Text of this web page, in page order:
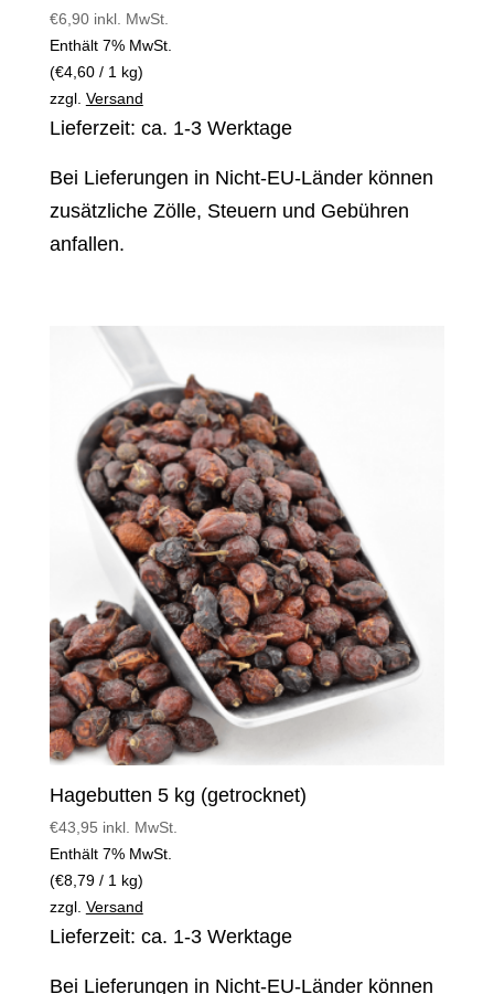
€6,90 inkl. MwSt.
Enthält 7% MwSt.
(€4,60/ 1 kg)
zzgl. Versand
Lieferzeit: ca. 1-3 Werktage
Bei Lieferungen in Nicht-EU-Länder können
zusätzliche Zölle, Steuern und Gebühren
anfallen.
Hagebutten 5 kg (getrocknet)
€43,95 inkl. MwSt.
Enthält 7% MwSt.
(€8,79/ 1 kg)
zzgl. Versand
Lieferzeit: ca. 1-3 Werktage
Bei Lieferungen in Nicht-EU-Länder können